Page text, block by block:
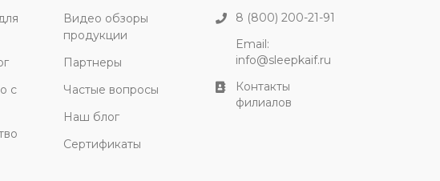
с
Видео обзоры
продукции
Партнеры
Частые вопросы
Наш блог
Сертификаты
8 (800) 200-21-91
Email:
info@sleepkaif.ru
Контакты
филиалов